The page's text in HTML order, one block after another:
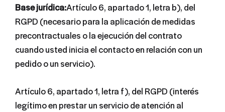
Base jurídica:Artículo 6, apartado 1, letra b), del
RGPD (necesario para la aplicación de medidas
precontractuales o la ejecución del contrato
cuando usted inicia el contacto en relación con un
pedido o un servicio).
Artículo 6, apartado 1, letra f), del RGPD (interés
legítimo en prestar un servicio de atención al